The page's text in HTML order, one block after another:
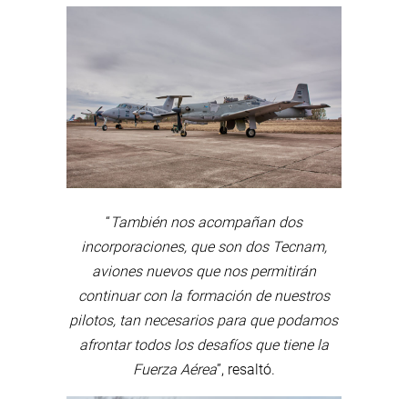
“También nos acompañan dos
incorporaciones, que son dos Tecnam,
aviones nuevos que nos permitirán
continuar con la formación de nuestros
pilotos, tan necesarios para que podamos
afrontar todos los desafíos que tiene la
Fuerza Aérea”, resaltó.